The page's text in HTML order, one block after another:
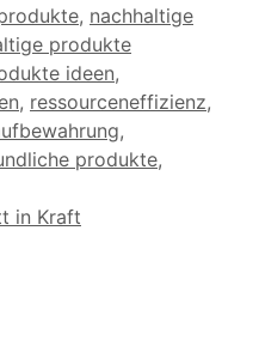
, nachhaltige
produkte
ideen,
, ressourceneffizienz,
,
produkte,
in Kraft